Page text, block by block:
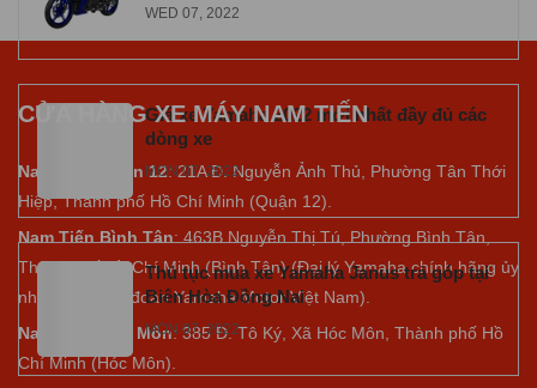
WED 07, 2022
Giá xe Yamaha 2022 mới nhất đầy đủ các
dòng xe
MON 07, 2022
Thủ tục mua xe Yamaha Janus trả góp tại
Biên Hòa Đồng Nai
MON 07, 2022
CỬA HÀNG XE MÁY NAM TIẾN
Nam Tiến Quận 12: 21A Đ. Nguyễn Ảnh Thủ, Phường Tân Thới
Hiệp, Thành phố Hồ Chí Minh (Quận 12).
Nam Tiến Bình Tân: 463B Nguyễn Thị Tú, Phường Bình Tân,
Thành phố Hồ Chí Minh (Bình Tân) (Đại lý Yamaha chính hãng ủy
nhiệm của tập đoàn Yamaha Motor Việt Nam).
Nam Tiến Hóc Môn: 385 Đ. Tô Ký, Xã Hóc Môn, Thành phố Hồ
Chí Minh (Hóc Môn).